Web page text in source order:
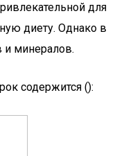
для
диету. Однако в
и минералов.
содержится ():